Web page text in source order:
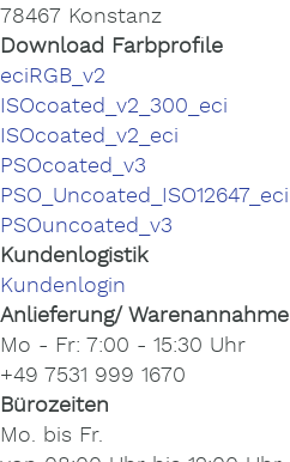
78467 Konstanz
Download Farbprofile
eciRGB_v2
ISOcoated_v2_300_eci
ISOcoated_v2_eci
PSOcoated_v3
PSO_Uncoated_ISO12647_eci
PSOuncoated_v3
Kundenlogistik
Kundenlogin
Anlieferung/ Warenannahme
Mo - Fr: 7:00 - 15:30 Uhr
+49 7531 999 1670
Bürozeiten
Mo. bis Fr.